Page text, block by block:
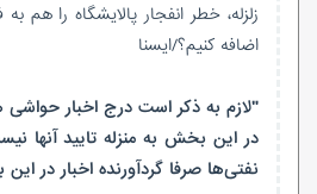
زلزله، خطر انفجار پالایشگاه را
اضافه کنیم؟/ایسنا
"لازم به ذکر است درج اخبار
در این بخش به منزله تایید آنها
نفتی‌ها صرفا گردآورنده اخبار در